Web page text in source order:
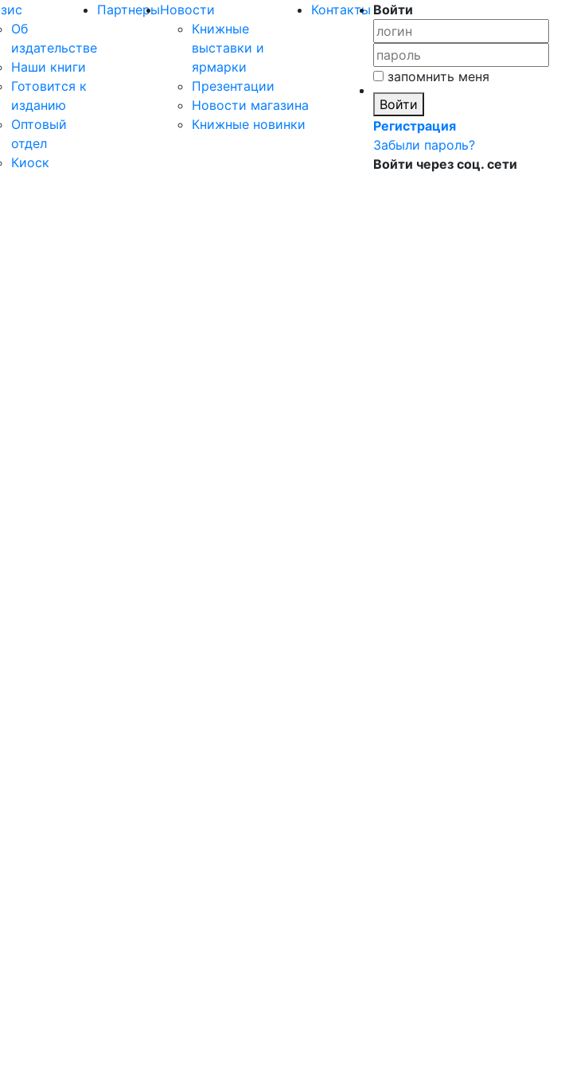
Об
издательстве
Наши книги
Готовится к
изданию
Оптовый
отдел
Киоск
ПартнерыНовости
Книжные
выставки и
ярмарки
Презентации
Новости магазина
Книжные новинки
Контакты Войти
запомнить меня
Войти
Регистрация
Забыли пароль?
Войти через соц. сети